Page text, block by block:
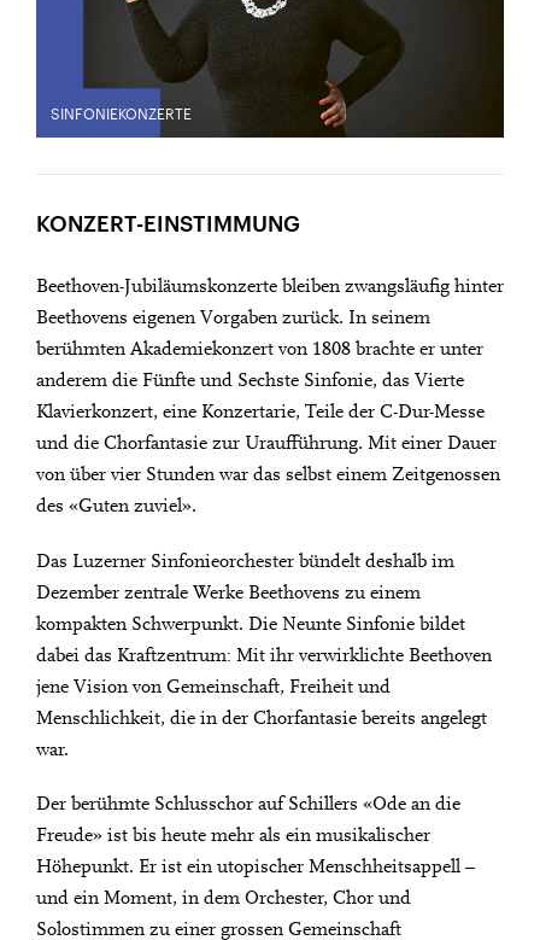
SINFONIEKONZERTE
KONZERT-EINSTIMMUNG
Beethoven-Jubiläumskonzerte bleiben zwangsläufig hinter
Beethovens eigenen Vorgaben zurück. In seinem
berühmten Akademiekonzert von 1808 brachte er unter
anderem die Fünfte und Sechste Sinfonie, das Vierte
Klavierkonzert, eine Konzertarie, Teile der C-Dur-Messe
und die Chorfantasie zur Uraufführung. Mit einer Dauer
von über vier Stunden war das selbst einem Zeitgenossen
des «Guten zuviel».
Das Luzerner Sinfonieorchester bündelt deshalb im
Dezember zentrale Werke Beethovens zu einem
kompakten Schwerpunkt. Die Neunte Sinfonie bildet
dabei das Kraftzentrum: Mit ihr verwirklichte Beethoven
jene Vision von Gemeinschaft, Freiheit und
Menschlichkeit, die in der Chorfantasie bereits angelegt
war.
Der berühmte Schlusschor auf Schillers «Ode an die
Freude» ist bis heute mehr als ein musikalischer
Höhepunkt. Er ist ein utopischer Menschheitsappell –
und ein Moment, in dem Orchester, Chor und
Solostimmen zu einer grossen Gemeinschaft